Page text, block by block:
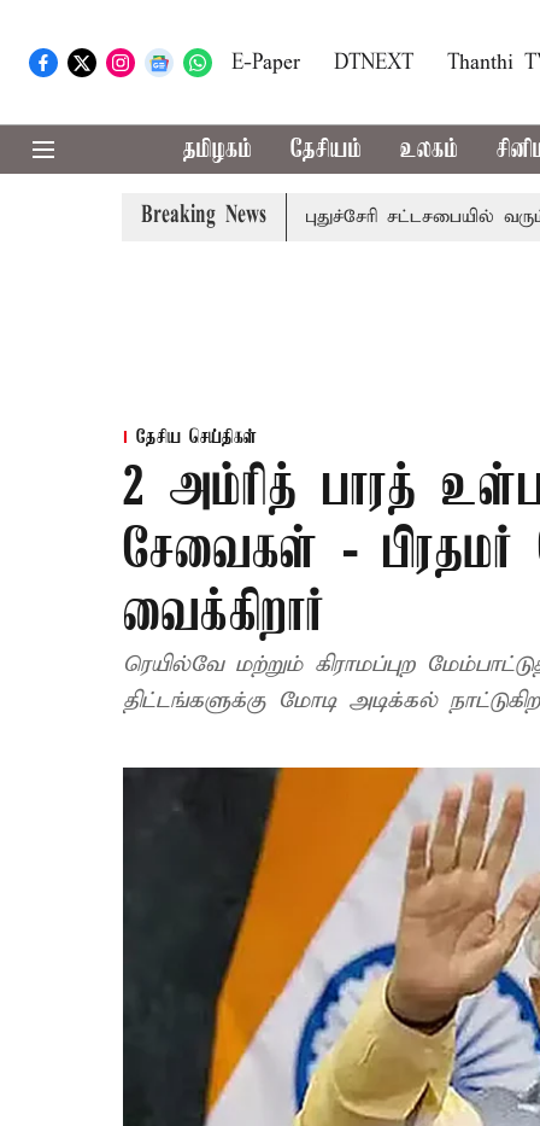
E-Paper DTNEXT Thanthi
தமிழகம் தேசியம் உலகம்
Breaking News
கன மழை எச்சரிக்கை புதுச்சேரி சட்டசபையில் வரும் 24ம்
தேசிய செய்திகள்
2 அம்ரித் பாரத்
சேவைகள் -
வைக்கிறார்
ரெயில்வே மற்றும் கிராமப்புற
திட்டங்களுக்கு மோடி அடிக்கல்